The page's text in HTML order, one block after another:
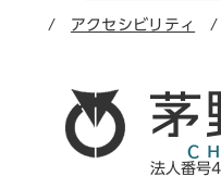
アクセシビリティ
法人番号